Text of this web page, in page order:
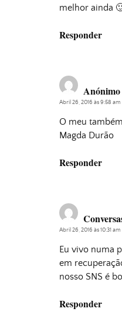
melhor ainda
Responder
Anónimo
Abril 26, 2016 às 9:58 am
O meu
Magda Durão
Responder
Abril 26, 2016 às 10:31 am
Eu vivo numa
em
nosso SNS é
Responder